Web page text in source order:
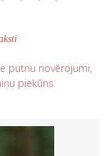
putnu novērojumi,
piekūns